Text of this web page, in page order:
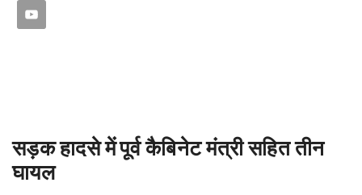
सड़क हादसे में पूर्व कैबिनेट मंत्री सहित तीन
घायल